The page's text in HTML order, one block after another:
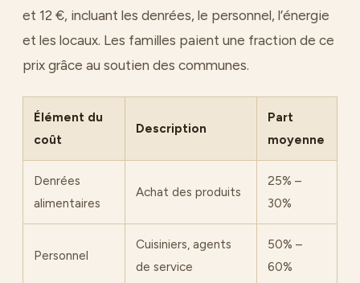
et 12 €, incluant les denrées, le personnel, l’énergie
et les locaux. Les familles paient une fraction de ce
prix grâce au soutien des communes.
Élément du
coût
Description
Part
moyenne
Denrées
alimentaires
Achat des produits
25% –
30%
Personnel
Cuisiniers, agents
de service
50% –
60%